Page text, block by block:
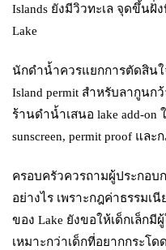
Islands ยังมีวิวทะเล จุดขึ้นฝั่
Lake
นักดำน้ำควรแยกการตัดสิน
Island permit สำหรับลากูนก
ร้านดำน้ำเสนอ lake add-
sunscreen, permit proof และ
ครอบครัวควรถามผู้ประกอบ
อย่างไร เพราะกฎค่าธรรมเนี
ของ Lake ยังขอให้เด็กเล็ก
เหมาะกว่าเด็กที่อยากกระโ